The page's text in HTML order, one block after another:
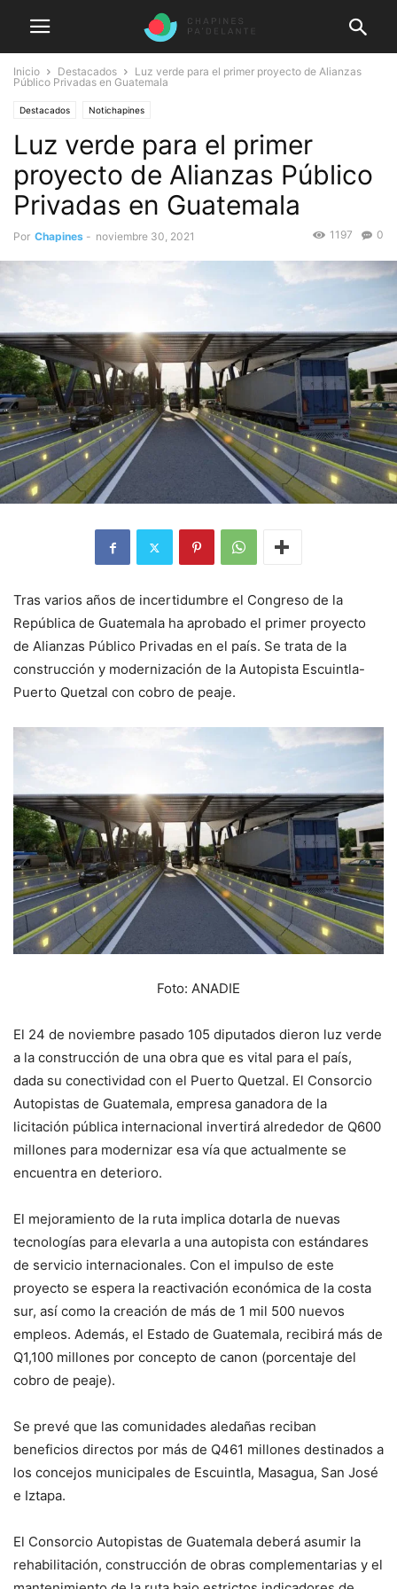
Inicio Destacados
Luz verde para el primer proyecto de Alianzas
Público Privadas en Guatemala
Destacados Notichapines
Luz verde para el primer
proyecto de Alianzas Público
Privadas en Guatemala
Por Chapines - noviembre 30, 2021 0
1197
Tras varios años de incertidumbre el Congreso de la
República de Guatemala ha aprobado el primer proyecto
de Alianzas Público Privadas en el país. Se trata de la
construcción y modernización de la Autopista Escuintla-
Puerto Quetzal con cobro de peaje.
Foto: ANADIE
El 24 de noviembre pasado 105 diputados dieron luz verde
a la construcción de una obra que es vital para el país,
dada su conectividad con el Puerto Quetzal. El Consorcio
Autopistas de Guatemala, empresa ganadora de la
licitación pública internacional invertirá alrededor de Q600
millones para modernizar esa vía que actualmente se
encuentra en deterioro.
El mejoramiento de la ruta implica dotarla de nuevas
tecnologías para elevarla a una autopista con estándares
de servicio internacionales. Con el impulso de este
proyecto se espera la reactivación económica de la costa
sur, así como la creación de más de 1 mil 500 nuevos
empleos. Además, el Estado de Guatemala, recibirá más de
Q1,100 millones por concepto de canon (porcentaje del
cobro de peaje).
Se prevé que las comunidades aledañas reciban
beneficios directos por más de Q461 millones destinados a
los concejos municipales de Escuintla, Masagua, San José
e Iztapa.
El Consorcio Autopistas de Guatemala deberá asumir la
rehabilitación, construcción de obras complementarias y el